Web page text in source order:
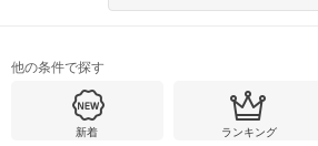
他の条件で探す
新着 ランキング